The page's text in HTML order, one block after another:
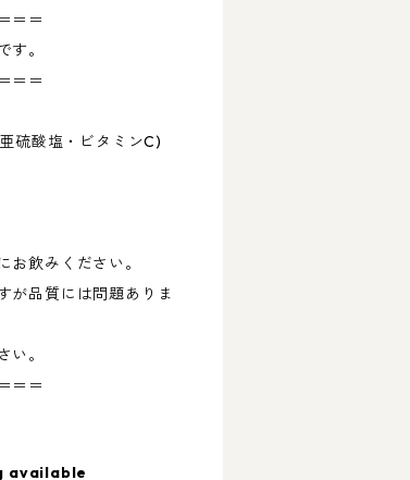
＝＝
。
＝＝
硫酸塩・ビタミンC)
飲みください。
が品質には問題ありま
。
＝＝
available